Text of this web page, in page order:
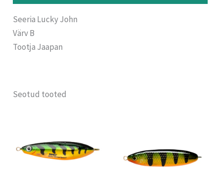
Seeria Lucky John
Värv B
Tootja Jaapan
Seotud tooted